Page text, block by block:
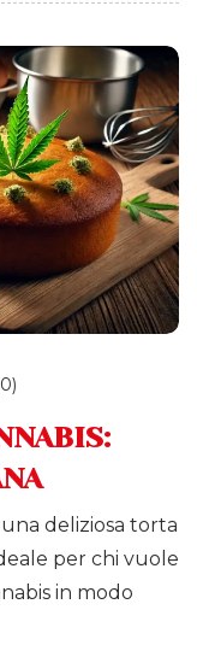
deliziosa torta
per chi vuole
in modo